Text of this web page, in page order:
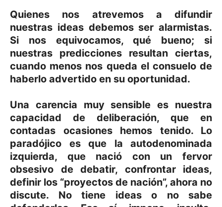
Quienes nos atrevemos a difundir
nuestras ideas debemos ser alarmistas.
Si nos equivocamos, qué bueno; si
nuestras predicciones resultan ciertas,
cuando menos nos queda el consuelo de
haberlo advertido en su oportunidad.
Una carencia muy sensible es nuestra
capacidad de deliberación, que en
contadas ocasiones hemos tenido. Lo
paradójico es que la autodenominada
izquierda, que nació con un fervor
obsesivo de debatir, confrontar ideas,
definir los “proyectos de nación”, ahora no
discute. No tiene ideas o no sabe